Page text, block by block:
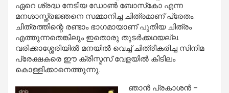
ഏറെ ശ്രദ്ധ നേടിയ ഡോണ്‍ ബോസ്‌കോ എന്ന
മനശാസ്ത്രജ്ഞനെ സമ്മാനിച്ച ചിത്രമാണ് പ്രേതം.
ചിത്രത്തിന്റെ രണ്ടാം ഭാഗമായാണ് പുതിയ ചിത്രം
എത്തുന്നതെങ്കിലും ഇതൊരു തുടര്‍ക്കഥയല്ല.
വരിക്കാശ്ശേരിയില്‍ മനയില്‍ വെച്ച് ചിത്രീകരിച്ച സിനിമ
പ്രേക്ഷകരെ ഈ ക്രിസ്മസ് വേളയില്‍ കിടിലം
കൊള്ളിക്കാനെത്തുന്നു.
ഞാന്‍ പ്രകാശന്‍ –